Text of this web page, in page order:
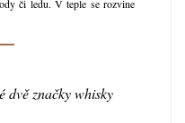
či ledu. V teple se rozvine
dvě značky whisky